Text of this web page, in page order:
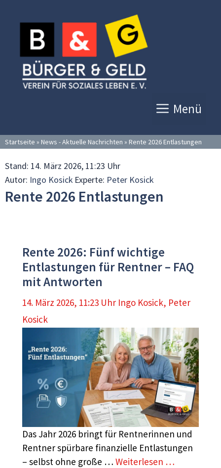
Inhalt
springen
Menü
Startseite » News - Aktuelle Nachrichten » Rente 2026 Entlastungen
Stand: 14. März 2026, 11:23 Uhr
Autor: Ingo Kosick Experte: Peter Kosick
Rente 2026 Entlastungen
Rente 2026: Fünf wichtige
Entlastungen für Rentner – FAQ
mit Antworten
14. März 2026, 11:23 Uhr Ingo Kosick, Peter
Kosick
Das Jahr 2026 bringt für Rentnerinnen und
Rentner spürbare finanzielle Entlastungen
– selbst ohne große … Weiterlesen …